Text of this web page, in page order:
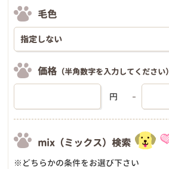
毛色
価格 （半角数字を入力してください）
円
mix（ミックス）検索
※どちらかの条件をお選び下さい